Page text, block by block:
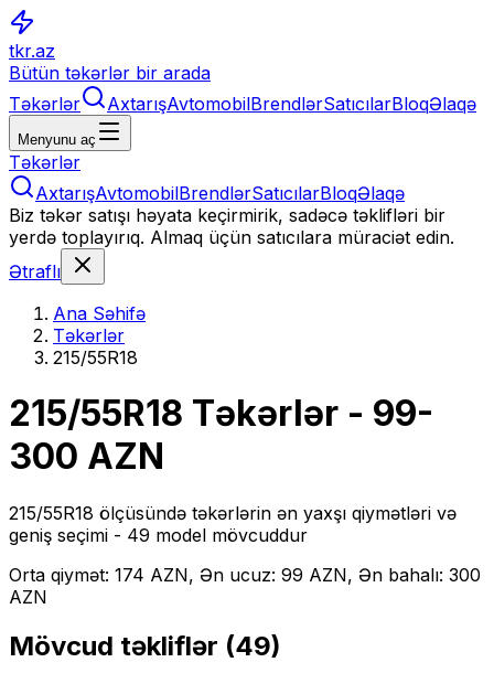
tkr.az
Bütün təkərlər bir arada
Təkərlər
AxtarışAvtomobilBrendlərSatıcılarBloqƏlaqə
Menyunu aç
Təkərlər
AxtarışAvtomobilBrendlərSatıcılarBloqƏlaqə
Biz təkər satışı həyata keçirmirik, sadəcə təklifləri bir
yerdə toplayırıq. Almaq üçün satıcılara müraciət edin.
Ətraflı
Ana Səhifə
Təkərlər
215/55R18
215/55R18 Təkərlər - 99-
300 AZN
215/55R18 ölçüsündə təkərlərin ən yaxşı qiymətləri və
geniş seçimi - 49 model mövcuddur
Orta qiymət: 174 AZN, Ən ucuz: 99 AZN, Ən bahalı: 300
AZN
Mövcud təkliflər (49)